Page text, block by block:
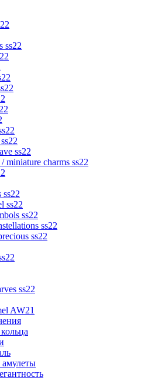
ss22
ss22
miniature charms ss22
ss22
ss22
ss22
ss22
ss22
ss22
AW21